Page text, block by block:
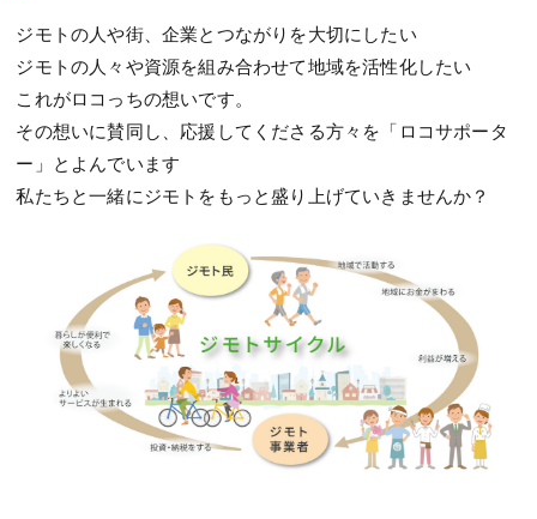
ジモトの人や街、企業とつながりを大切にしたい
ジモトの人々や資源を組み合わせて地域を活性化したい
これがロコっちの想いです。
その想いに賛同し、応援してくださる方々を「ロコサポータ
ー」とよんでいます
私たちと一緒にジモトをもっと盛り上げていきませんか？